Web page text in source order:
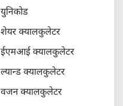
युनिकोड
शेयर क्यालकुलेटर
ईएमआई क्यालकुलेटर
ल्यान्ड क्यालकुलेटर
वजन क्यालकुलेटर